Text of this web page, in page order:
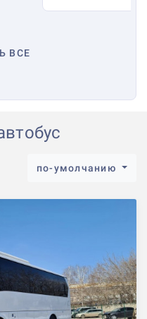
ВСЕ
по-умолчанию